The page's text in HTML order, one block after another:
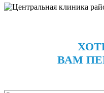
ВАМ